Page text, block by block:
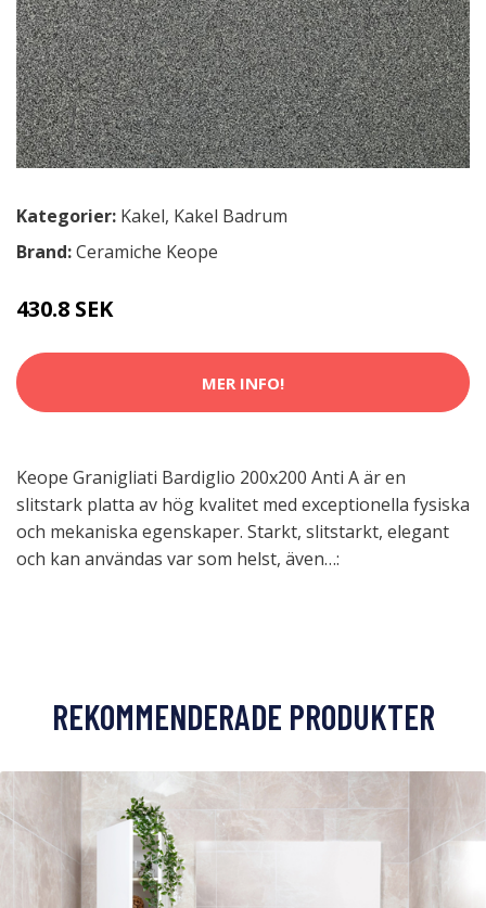
Kategorier: Kakel, Kakel Badrum
Brand:Ceramiche Keope
430.8 SEK
MER INFO!
Keope Granigliati Bardiglio 200x200 Anti A är en
slitstark platta av hög kvalitet med exceptionella fysiska
och mekaniska egenskaper. Starkt, slitstarkt, elegant
och kan användas var som helst, även…:
REKOMMENDERADE PRODUKTER